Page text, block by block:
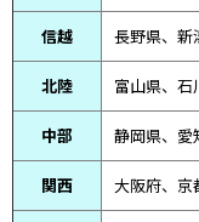
信越 長野県、新
北陸 富山県、 石
中部 静岡県、 愛
関西 大阪府、京